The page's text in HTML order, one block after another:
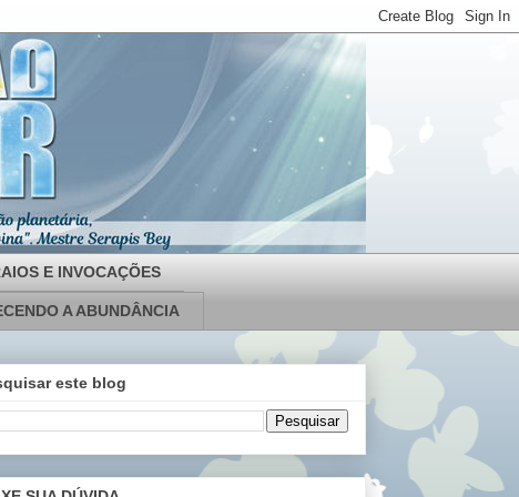
E INVOCAÇÕES
A ABUNDÂNCIA
este blog